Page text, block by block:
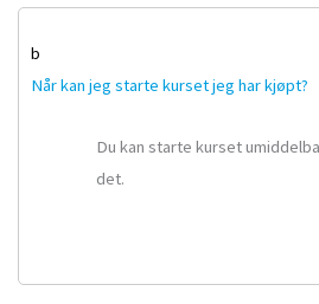
b
Når kan jeg starte kurset jeg har kjøpt?
Du kan starte kurset
det.